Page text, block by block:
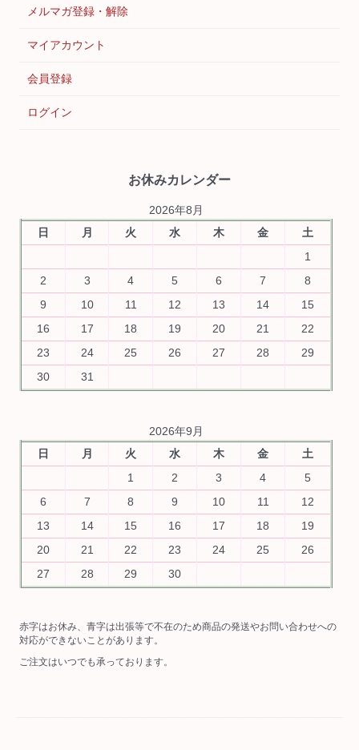
メルマガ登録・解除
マイアカウント
会員登録
ログイン
お休みカレンダー
2026年8月
日
月 火 水 木 金
土
1
2
3 4 5 6 7
8
9
10 11 12 13 14
15
16
17 18 19 20 21
22
23
24 25 26 27 28
29
30
31
2026年9月
日
月 火 水 木 金
土
1
2 3 4
5
6
7 8 9 10 11
12
13
14 15 16 17 18
19
20
21 22 23 24 25
26
27
28 29 30
赤字はお休み、青字は出張等で不在のため商品の発送やお問い合わせへの
対応ができないことがあります。
ご注文はいつでも承っております。